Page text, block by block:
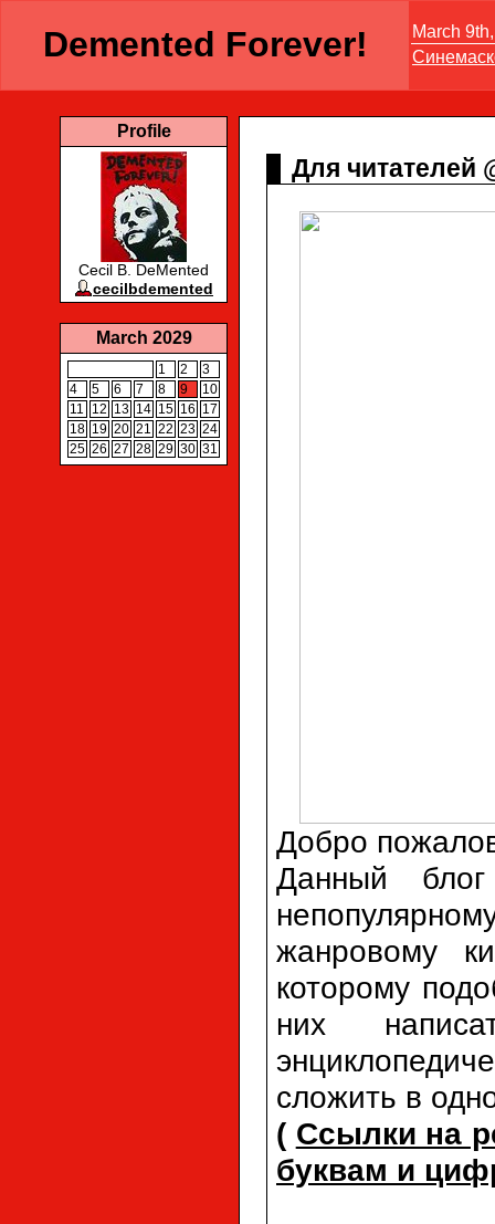
Demented Forever!
March
Profile
Cecil B. DeMented
cecilbdemented
March 2029
1 2
3
4
5 6 7 8 9
10
11
12 13 14 15 16
17
18 19 20 21 22 23 24
25 26 27 28 29 30 31
Для читателей
Добро
Данный
жанровому
которому
них
сложить в
( Ссылки на
буквам и